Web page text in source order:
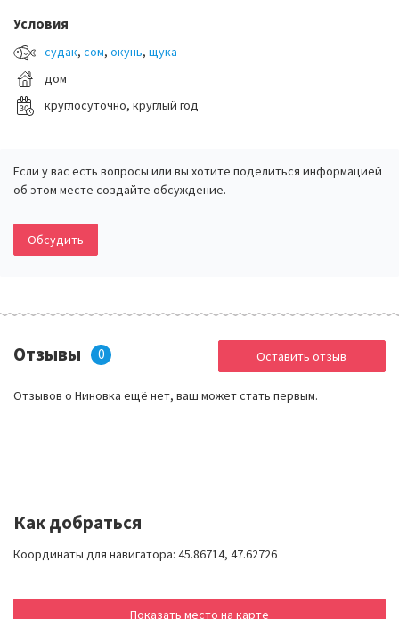
Условия
судак, сом, окунь, щука
дом
круглосуточно, круглый год
Если у вас есть вопросы или вы хотите поделиться информацией
об этом месте создайте обсуждение.
Обсудить
Отзывы 0
Отзывов о Ниновка ещё нет, ваш может стать первым.
Оставить отзыв
Как добраться
Координаты для навигатора: 45.86714, 47.62726
Показать место на карте